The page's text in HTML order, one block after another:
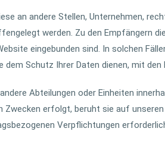
an andere Stellen, Unternehmen,
werden. Zu den Empfängern
eingebunden sind. In solchen
Schutz Ihrer Daten dienen, mit den
Abteilungen oder Einheiten
erfolgt, beruht sie auf
Verpflichtungen